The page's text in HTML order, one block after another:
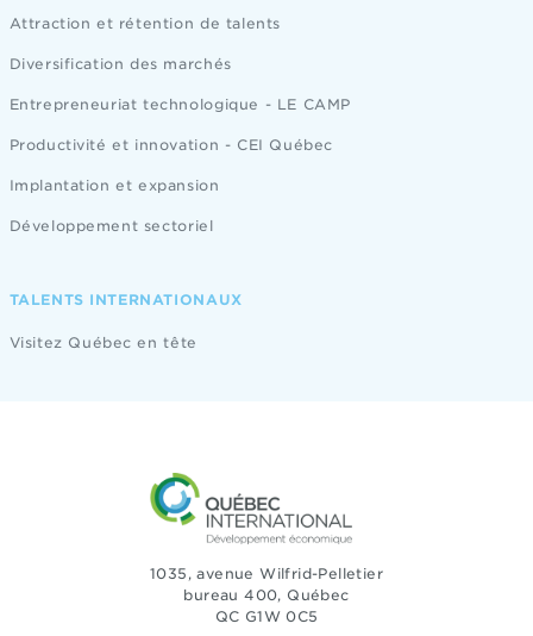
Attraction et rétention de talents
Diversification des marchés
Entrepreneuriat technologique - LE CAMP
Productivité et innovation - CEI Québec
Implantation et expansion
Développement sectoriel
TALENTS INTERNATIONAUX
Visitez Québec en tête
1035, avenue Wilfrid-Pelletier
bureau 400, Québec
QC G1W 0C5